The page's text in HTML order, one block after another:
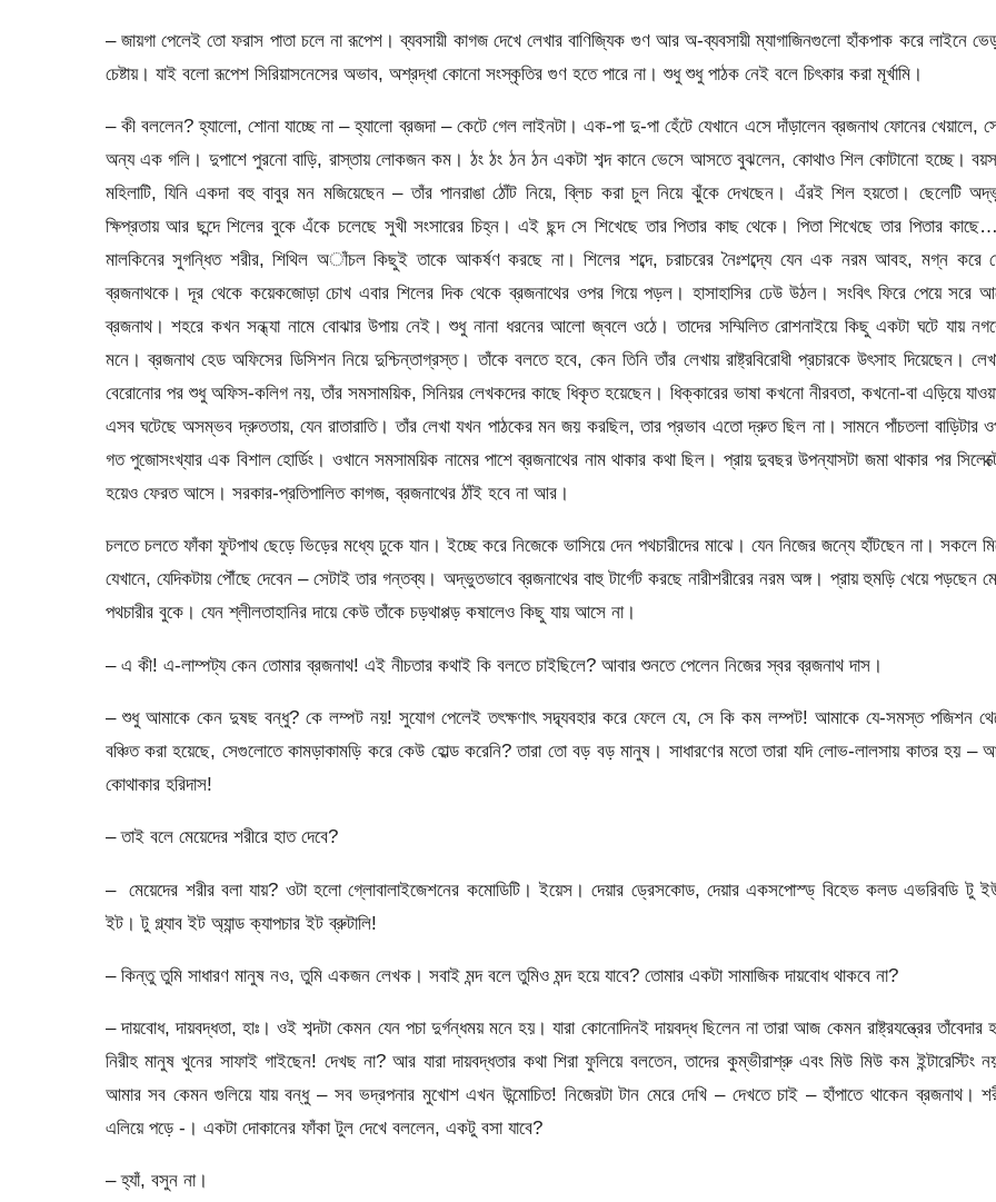
– জায়গা পেলেই তো ফরাস পাতা চলে না রূপেশ। ব্যবসায়ী কাগজ দেখে লেখার বাণিজ্যিক গুণ আর অ-ব্যবসায়ী ম্যাগাজিনগুলো হাঁকপাক করে লাইনে
চেষ্টায়। যাই বলো রূপেশ সিরিয়াসনেসের অভাব, অশ্রদ্ধা কোনো সংস্কৃতির গুণ হতে পারে না। শুধু শুধু পাঠক নেই বলে চিৎকার করা মূর্খামি।
– কী বললেন? হ্যালো, শোনা যাচ্ছে না – হ্যালো ব্রজদা – কেটে গেল লাইনটা। এক-পা দু-পা হেঁটে যেখানে এসে দাঁড়ালেন ব্রজনাথ ফোনের খেয়ালে,
অন্য এক গলি। দুপাশে পুরনো বাড়ি, রাস্তায় লোকজন কম। ঠং ঠং ঠন ঠন একটা শব্দ কানে ভেসে আসতে বুঝলেন, কোথাও শিল কোটানো হচ্ছে।
মহিলাটি, যিনি একদা বহু বাবুর মন মজিয়েছেন – তাঁর পানরাঙা ঠোঁট নিয়ে, ব্লিচ করা চুল নিয়ে ঝুঁকে দেখছেন। এঁরই শিল হয়তো। ছেলেটি
ক্ষিপ্রতায় আর ছন্দে শিলের বুকে এঁকে চলেছে সুখী সংসারের চিহ্ন। এই ছন্দ সে শিখেছে তার পিতার কাছ থেকে। পিতা শিখেছে তার পিতার
মালকিনের সুগন্ধিত শরীর, শিথিল অাঁচল কিছুই তাকে আকর্ষণ করছে না। শিলের শব্দে, চরাচরের নৈঃশব্দ্যে যেন এক নরম আবহ, মগ্ন করে
ব্রজনাথকে। দূর থেকে কয়েকজোড়া চোখ এবার শিলের দিক থেকে ব্রজনাথের ওপর গিয়ে পড়ল। হাসাহাসির ঢেউ উঠল। সংবিৎ ফিরে পেয়ে সরে
ব্রজনাথ। শহরে কখন সন্ধ্যা নামে বোঝার উপায় নেই। শুধু নানা ধরনের আলো জ্বলে ওঠে। তাদের সম্মিলিত রোশনাইয়ে কিছু একটা ঘটে যায়
মনে। ব্রজনাথ হেড অফিসের ডিসিশন নিয়ে দুশ্চিন্তাগ্রস্ত। তাঁকে বলতে হবে, কেন তিনি তাঁর লেখায় রাষ্ট্রবিরোধী প্রচারকে উৎসাহ দিয়েছেন।
বেরোনোর পর শুধু অফিস-কলিগ নয়, তাঁর সমসাময়িক, সিনিয়র লেখকদের কাছে ধিকৃত হয়েছেন। ধিক্কারের ভাষা কখনো নীরবতা, কখনো-বা এড়িয়ে
এসব ঘটেছে অসম্ভব দ্রুততায়, যেন রাতারাতি। তাঁর লেখা যখন পাঠকের মন জয় করছিল, তার প্রভাব এতো দ্রুত ছিল না। সামনে পাঁচতলা বাড়িটার
গত পুজোসংখ্যার এক বিশাল হোর্ডিং। ওখানে সমসাময়িক নামের পাশে ব্রজনাথের নাম থাকার কথা ছিল। প্রায় দুবছর উপন্যাসটা জমা থাকার পর
হয়েও ফেরত আসে। সরকার-প্রতিপালিত কাগজ, ব্রজনাথের ঠাঁই হবে না আর।
চলতে চলতে ফাঁকা ফুটপাথ ছেড়ে ভিড়ের মধ্যে ঢুকে যান। ইচ্ছে করে নিজেকে ভাসিয়ে দেন পথচারীদের মাঝে। যেন নিজের জন্যে হাঁটছেন না। সকলে
যেখানে, যেদিকটায় পৌঁছে দেবেন – সেটাই তার গন্তব্য। অদ্ভুতভাবে ব্রজনাথের বাহু টার্গেট করছে নারীশরীরের নরম অঙ্গ। প্রায় হুমড়ি খেয়ে পড়ছেন
পথচারীর বুকে। যেন শ্লীলতাহানির দায়ে কেউ তাঁকে চড়থাপ্পড় কষালেও কিছু যায় আসে না।
– এ কী! এ-লাম্পট্য কেন তোমার ব্রজনাথ! এই নীচতার কথাই কি বলতে চাইছিলে? আবার শুনতে পেলেন নিজের স্বর ব্রজনাথ দাস।
– শুধু আমাকে কেন দুষছ বন্ধু? কে লম্পট নয়! সুযোগ পেলেই তৎক্ষণাৎ সদ্ব্যবহার করে ফেলে যে, সে কি কম লম্পট! আমাকে যে-সমস্ত পজিশন
বঞ্চিত করা হয়েছে, সেগুলোতে কামড়াকামড়ি করে কেউ হোল্ড করেনি? তারা তো বড় বড় মানুষ। সাধারণের মতো তারা যদি লোভ-লালসায় কাতর হয় –
কোথাকার হরিদাস!
– তাই বলে মেয়েদের শরীরে হাত দেবে?
– মেয়েদের শরীর বলা যায়? ওটা হলো গ্লোবালাইজেশনের কমোডিটি। ইয়েস। দেয়ার ড্রেসকোড, দেয়ার একসপোস্ড্ বিহেভ কলড এভরিবডি টু
ইট। টু গ্ল্যাব ইট অ্যান্ড ক্যাপচার ইট ব্রুটালি!
– কিন্তু তুমি সাধারণ মানুষ নও, তুমি একজন লেখক। সবাই মন্দ বলে তুমিও মন্দ হয়ে যাবে? তোমার একটা সামাজিক দায়বোধ থাকবে না?
– দায়বোধ, দায়বদ্ধতা, হাঃ। ওই শব্দটা কেমন যেন পচা দুর্গন্ধময় মনে হয়। যারা কোনোদিনই দায়বদ্ধ ছিলেন না তারা আজ কেমন রাষ্ট্রযন্ত্রের তাঁবেদার
নিরীহ মানুষ খুনের সাফাই গাইছেন! দেখছ না? আর যারা দায়বদ্ধতার কথা শিরা ফুলিয়ে বলতেন, তাদের কুম্ভীরাশ্রু এবং মিউ মিউ কম ইন্টারেস্টিং
আমার সব কেমন গুলিয়ে যায় বন্ধু – সব ভদ্রপনার মুখোশ এখন উন্মোচিত! নিজেরটা টান মেরে দেখি – দেখতে চাই – হাঁপাতে থাকেন ব্রজনাথ।
এলিয়ে পড়ে -। একটা দোকানের ফাঁকা টুল দেখে বললেন, একটু বসা যাবে?
– হ্যাঁ, বসুন না।